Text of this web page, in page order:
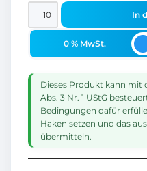
In
0 % MwSt.
Dieses Produkt kann mit
Abs. 3 Nr. 1 UStG
Bedingungen dafür
Haken setzen und das
übermitteln.